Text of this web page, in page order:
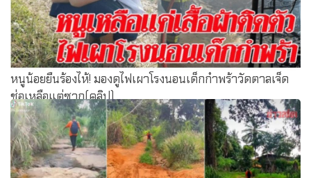
หนูน้อยยืนร้องไห้! มองดูไฟเผาโรงนอนเด็กกำพร้าวัดตาลเจ็ด
ช่อเหลือแต่ซาก(คลิป)